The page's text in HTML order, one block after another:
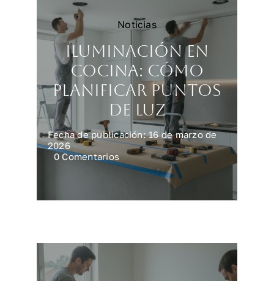
Noticias
Iluminación en
cocina: cómo
planificar puntos
de luz
Fecha de publicación: 16 de marzo de
2026
0 Comentarioson
Iluminación
cómo
luz